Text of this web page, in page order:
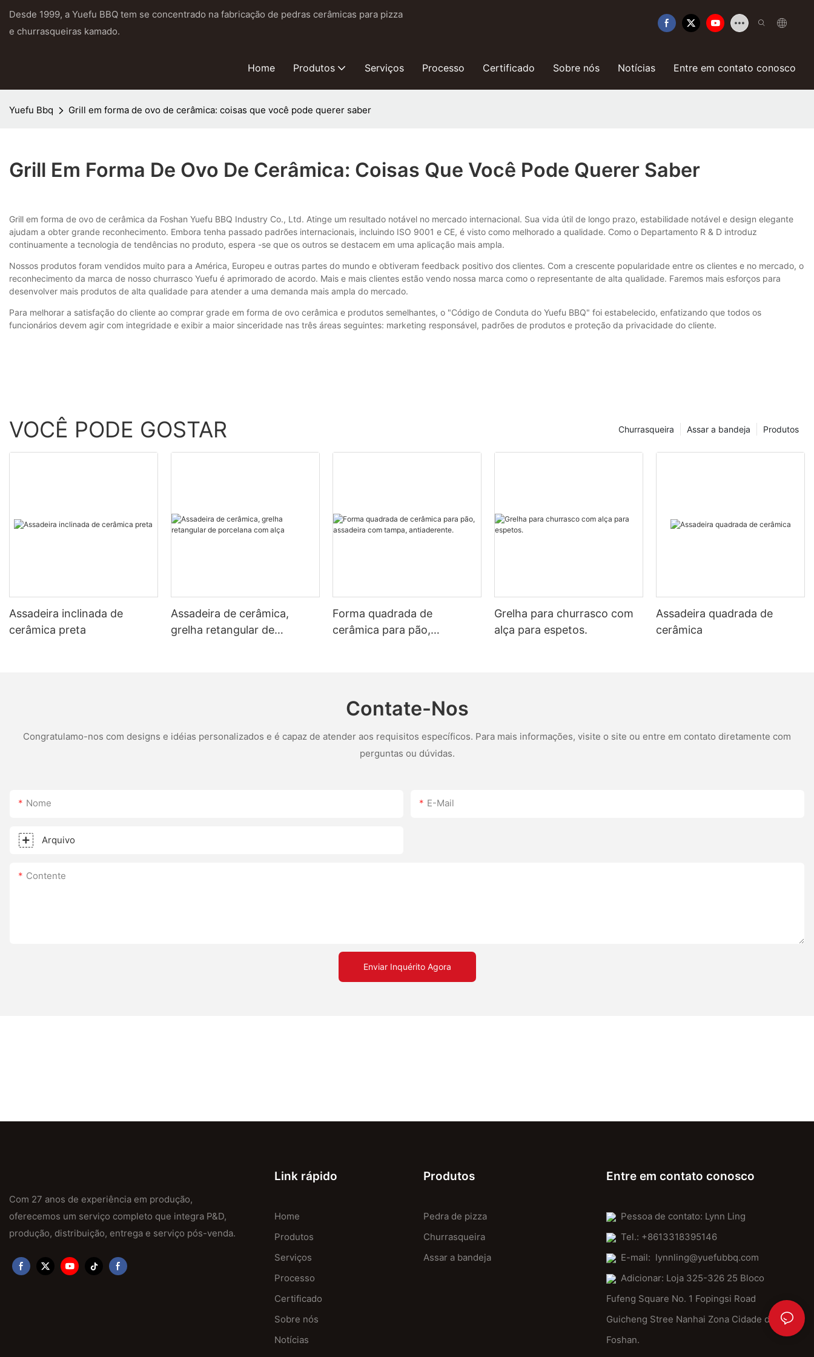
Desde 1999, a Yuefu BBQ tem se concentrado na fabricação de pedras cerâmicas para pizza
e churrasqueiras kamado.
Home Produtos Serviços Processo Certificado Sobre nós Notícias Entre em contato conosco
Yuefu Bbq Grill em forma de ovo de cerâmica: coisas que você pode querer saber
Grill Em Forma De Ovo De Cerâmica: Coisas Que Você Pode Querer Saber
Grill em forma de ovo de cerâmica da Foshan Yuefu BBQ Industry Co., Ltd. Atinge um resultado notável no mercado internacional. Sua vida útil de longo prazo, estabilidade notável e design elegante
ajudam a obter grande reconhecimento. Embora tenha passado padrões internacionais, incluindo ISO 9001 e CE, é visto como melhorado a qualidade. Como o Departamento R & D introduz
continuamente a tecnologia de tendências no produto, espera -se que os outros se destacem em uma aplicação mais ampla.
Nossos produtos foram vendidos muito para a América, Europeu e outras partes do mundo e obtiveram feedback positivo dos clientes. Com a crescente popularidade entre os clientes e no mercado, o
reconhecimento da marca de nosso churrasco Yuefu é aprimorado de acordo. Mais e mais clientes estão vendo nossa marca como o representante de alta qualidade. Faremos mais esforços para
desenvolver mais produtos de alta qualidade para atender a uma demanda mais ampla do mercado.
Para melhorar a satisfação do cliente ao comprar grade em forma de ovo cerâmica e produtos semelhantes, o "Código de Conduta do Yuefu BBQ" foi estabelecido, enfatizando que todos os
funcionários devem agir com integridade e exibir a maior sinceridade nas três áreas seguintes: marketing responsável, padrões de produtos e proteção da privacidade do cliente.
VOCÊ PODE GOSTAR Produtos
Assar a bandeja
Churrasqueira
Assadeira inclinada de
cerâmica preta
Assadeira de cerâmica,
grelha retangular de
Forma quadrada de
cerâmica para pão,
Grelha para churrasco com
alça para espetos.
Assadeira quadrada de
cerâmica
Contate-Nos
Congratulamo-nos com designs e idéias personalizados e é capaz de atender aos requisitos específicos. Para mais informações, visite o site ou entre em contato diretamente com
perguntas ou dúvidas.
Nome E-Mail
Arquivo
Contente
Enviar Inquérito Agora
Com 27 anos de experiência em produção,
oferecemos um serviço completo que integra P&D,
produção, distribuição, entrega e serviço pós-venda.
Link rápido
Home
Produtos
Serviços
Processo
Certificado
Sobre nós
Notícias
Produtos
Pedra de pizza
Churrasqueira
Assar a bandeja
Entre em contato conosco
Pessoa de contato: Lynn Ling
Tel.: +8613318395146
E-mail: lynnling@yuefubbq.com
Adicionar: Loja 325-326 25 Bloco
Fufeng Square No. 1 Fopingsi Road
Guicheng Stree Nanhai Zona Cidade de
Foshan.